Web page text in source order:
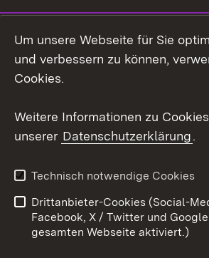
X / Twitter
Youtube
Kontakt
Barrierefreiheit
Impressum Cookies
Um unsere Webseite für Sie
und verbessern zu können,
Cookies.
Weitere Informationen zu
unserer Datenschutzerklärung.
Technisch notwendige Cookies
Drittanbieter-Cookies (Social-
Facebook, X / Twitter und
gesamten Webseite aktiviert.)